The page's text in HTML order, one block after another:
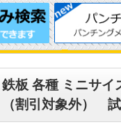
鉄板 各種 ミニサ
（割引対象外）